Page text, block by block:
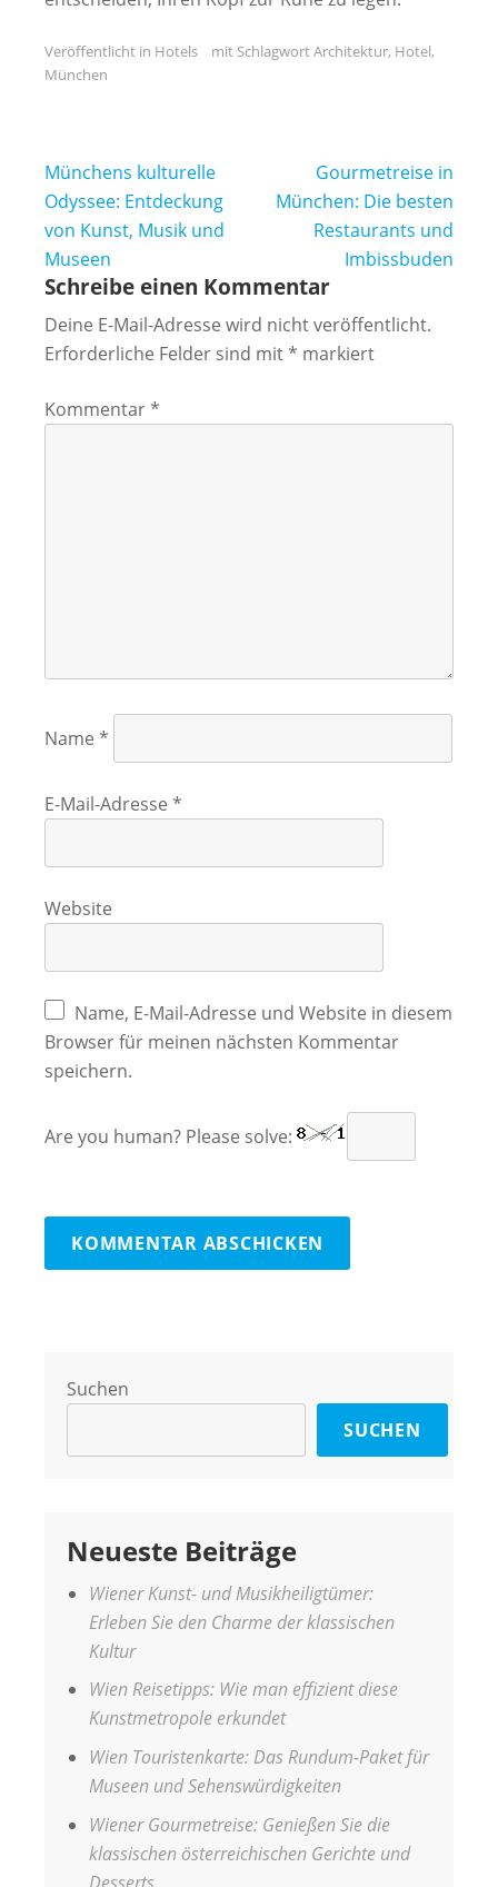
Veröffentlicht in Hotels mit SchlagwortArchitektur, Hotel,
München
Beitragsnavigation
Münchens kulturelle
Odyssee: Entdeckung
von Kunst, Musik und
Museen
Gourmetreise in
München: Die besten
Restaurants und
Imbissbuden
Schreibe einen Kommentar
Deine E-Mail-Adresse wird nicht veröffentlicht.
Erforderliche Felder sind mit* markiert
Kommentar*
Name *
E-Mail-Adresse *
Website
Name, E-Mail-Adresse und Website in diesem
Browser für meinen nächsten Kommentar
speichern.
Are you human? Please solve:
Suchen
SUCHEN
Neueste Beiträge
Wiener Kunst- und Musikheiligtümer:
Erleben Sie den Charme der klassischen
Kultur
Wien Reisetipps: Wie man effizient diese
Kunstmetropole erkundet
Wien Touristenkarte: Das Rundum-Paket für
Museen und Sehenswürdigkeiten
Wiener Gourmetreise: Genießen Sie die
klassischen österreichischen Gerichte und